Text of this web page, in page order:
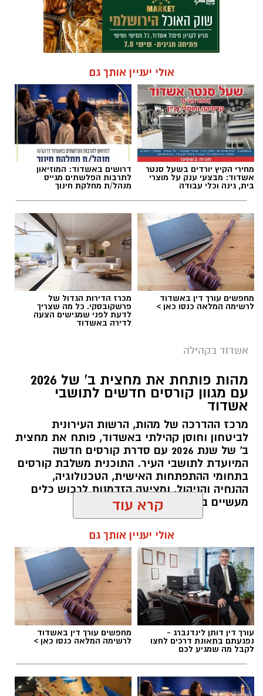
אולי יעניין אותך גם
מחירי הקיץ יורדים בשעל סנטר
אשדוד: מבצעי ענק על מוצרי
בית, גינה וכלי עבודה
דרושים באשדוד: המוזיאון
לתרבות הפלשתים מגייס
מנהל/ת מחלקת חינוך
מחפשים עורך דין באשדוד
לרשימה המלאה כנסו כאן >
מכרז הדירות הגדול של
פרשקובסקי. כל מה שצריך
לדעת לפני שמגישים הצעה
לדירה באשדוד
אשדוד בקהילה
מהות פותחת את מחצית ב' של 2026
עם מגוון קורסים חדשים לתושבי
אשדוד
מרכז ההדרכה של מהות, הרשות העירונית
לביטחון וחוסן קהילתי באשדוד, פותח את מחצית
ב' של שנת 2026 עם סדרת קורסים חדשה
המיועדת לתושבי העיר. התוכנית משלבת קורסים
בתחומי ההתפתחות האישית, הטכנולוגיה,
ההנחיה והניהול, ומציעה הזדמנות לרכוש כלים
מעשיים במגוון תחומים מבוקשים.
אלדה נתנאל / 10:02 07.08.26
תגים:קורסים חדשים לתושבי אשדוד
קרא עוד
אולי יעניין אותך גם
עורך דין דותן לינדנברג -
נפגעתם בתאונת דרכים לחצו
לקבל מה שמגיע לכם
מחפשים עורך דין באשדוד
לרשימה המלאה כנסו כאן >